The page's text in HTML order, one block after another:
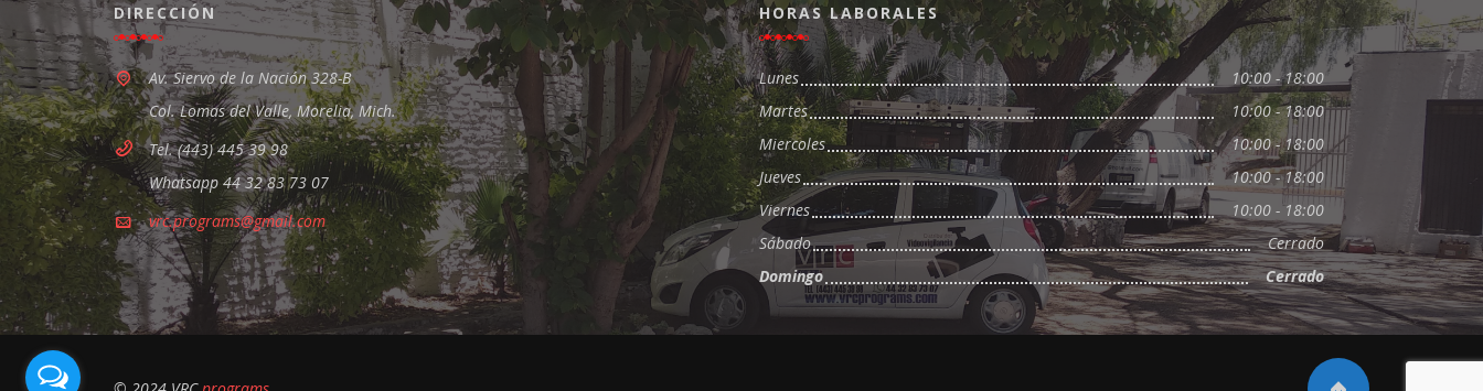
DIRECCIÓN
Av. Siervo de la Nación 328-B
Col. Lomas del Valle, Morelia, Mich.
Tel. (443) 445 39 98
Whatsapp 44 32 83 73 07
vrc.programs@gmail.com
HORAS LABORALES
Lunes
10:00 - 18:00
Martes
10:00 - 18:00
Miercoles
10:00 - 18:00
Jueves
10:00 - 18:00
Viernes
10:00 - 18:00
Sábado
Cerrado
Domingo
Cerrado